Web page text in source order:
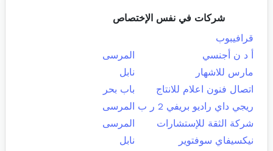
شركات في نفس الإختصاص
قرافيبوب
أ د ن أجنسي
المرسى
مارس للاشهار
نابل
اتصال فنون اعلام للانتاج
باب بحر
ريجي داي راديو بريفي 2 ر ب
المرسى
شركة الثقة للإستشارات
المرسى
نيكسيفاي سوفتوير
نابل